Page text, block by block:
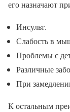
его назначают
Инсульт.
Слабость в
Проблемы с
Различные
При
К остальным